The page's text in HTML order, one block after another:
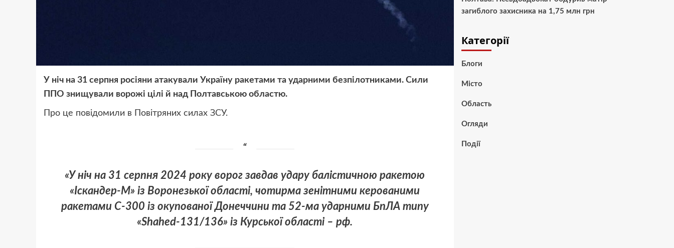
У ніч на 31 серпня росіяни атакували Україну ракетами та ударними безпілотниками. Сили
ППО знищували ворожі цілі й над Полтавською областю.
Про це повідомили в Повітряних силах ЗСУ.
«У ніч на 31 серпня 2024 року ворог завдав удару балістичною ракетою
«Іскандер-М» із Воронезької області, чотирма зенітними керованими
ракетами С-300 із окупованої Донеччини та 52-ма ударними БпЛА типу
«Shahed-131/136» із Курської області – рф.
загиблого захисника на 1,75 млн грн
Категорії
Блоги
Місто
Область
Огляди
Події